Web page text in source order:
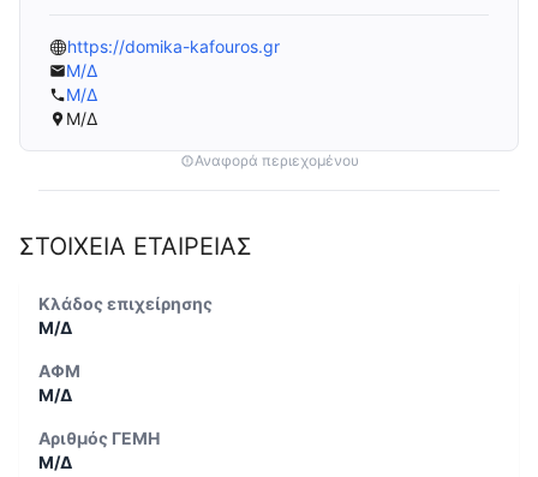
https://domika-kafouros.gr
Μ/Δ
Μ/Δ
Μ/Δ
Αναφορά περιεχομένου
ΣΤΟΙΧΕΙΑ ΕΤΑΙΡΕΙΑΣ
Κλάδος επιχείρησης
Μ/Δ
ΑΦΜ
Μ/Δ
Αριθμός ΓΕΜΗ
Μ/Δ